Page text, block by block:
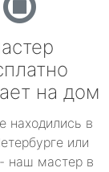
на дом
находились в
или
наш мастер в